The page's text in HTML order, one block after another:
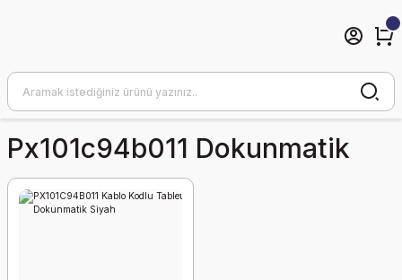
Px101c94b011 Dokunmatik